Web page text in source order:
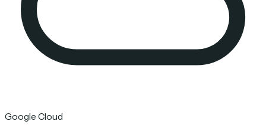
Google Cloud